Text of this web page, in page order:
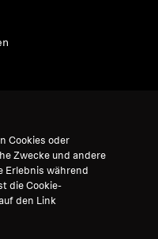
Unser Unternehmen
Über uns
Karriere bei Sonova
Cookies oder
Zwecke und andere
Erlebnis während
die Cookie-
den Link